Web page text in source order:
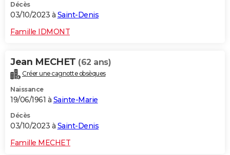
Décès
03/10/2023 à Saint-Denis
Famille IDMONT
Jean MECHET (62 ans)
Créer une cagnotte obsèques
Naissance
19/06/1961 à Sainte-Marie
Décès
03/10/2023 à Saint-Denis
Famille MECHET